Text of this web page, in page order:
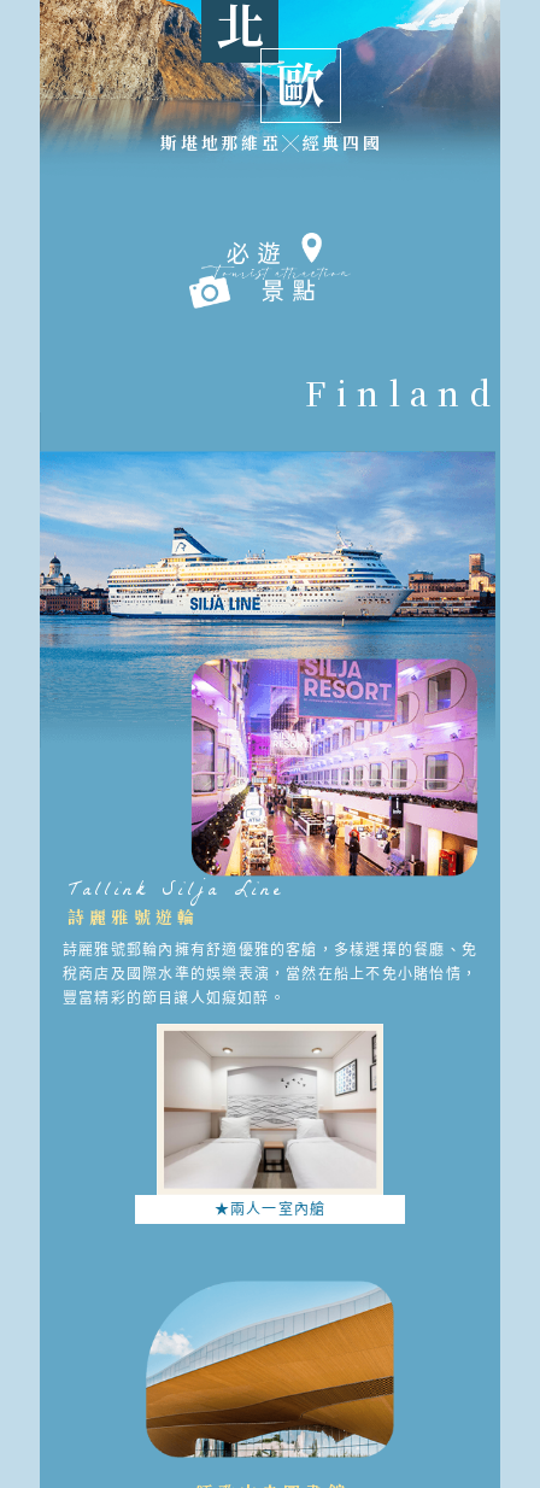
北
歐
斯堪地那維亞╳經典四國
Finland
Tallink Silja Line
詩麗雅號遊輪
★兩人一室內艙
詩麗雅號郵輪內擁有舒適優雅的客艙，多樣選擇的餐廳、免
稅商店及國際水準的娛樂表演，當然在船上不免小賭怡情，
豐富精彩的節目讓人如癡如醉。